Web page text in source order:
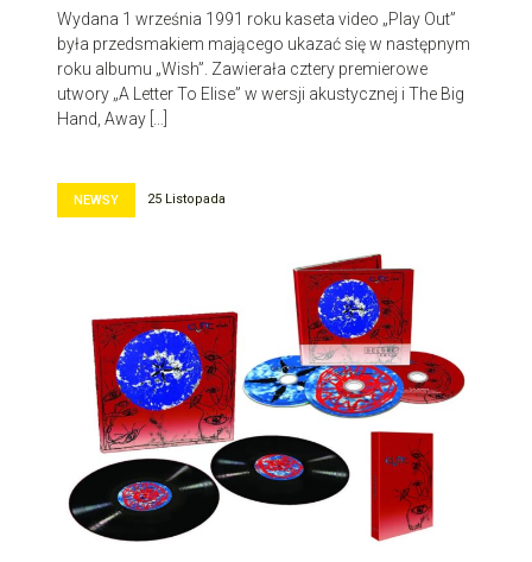
Wydana 1 września 1991 roku kaseta video „Play Out”
była przedsmakiem mającego ukazać się w następnym
roku albumu „Wish”. Zawierała cztery premierowe
utwory „A Letter To Elise” w wersji akustycznej i The Big
Hand, Away […]
NEWSY 25 Listopada